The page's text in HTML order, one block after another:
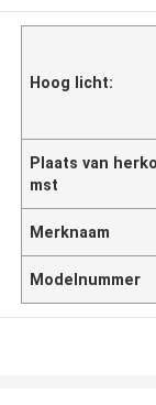
Hoog licht:
Plaats van herko
mst
Merknaam
Modelnummer